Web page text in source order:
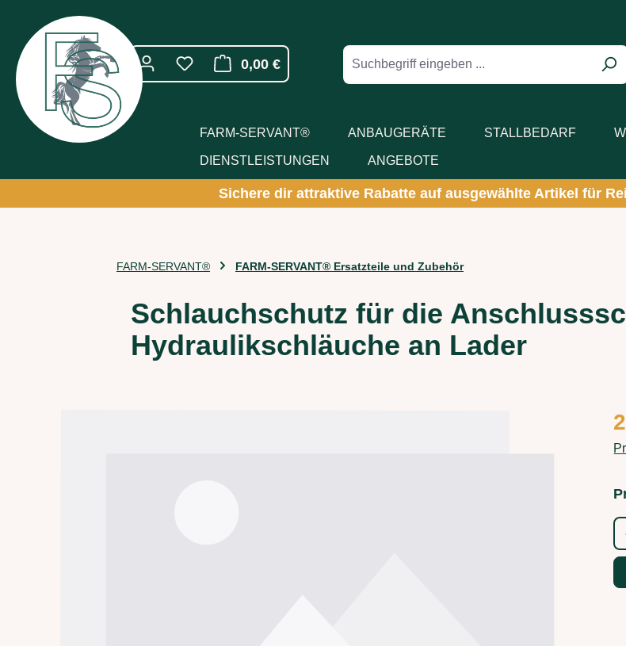
Zur Hauptnavigation springen
0,00 €WARENKORB ENTHÄLT 0 POSITIONEN. DER
FARM-SERVANT® ANBAUGERÄTE STALLBEDARF
DIENSTLEISTUNGEN ANGEBOTE
Sichere dir attraktive Rabatte auf ausgewählte Artikel für
FARM-SERVANT® FARM-SERVANT® Ersatzteile und Zubehör
Schlauchschutz für die
Hydraulikschläuche an Lader